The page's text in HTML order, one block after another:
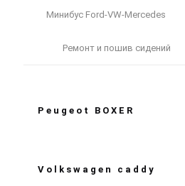
Минибус Ford-VW-Mercedes
Ремонт и пошив сидений
Peugeot BOXER
Volkswagen caddy